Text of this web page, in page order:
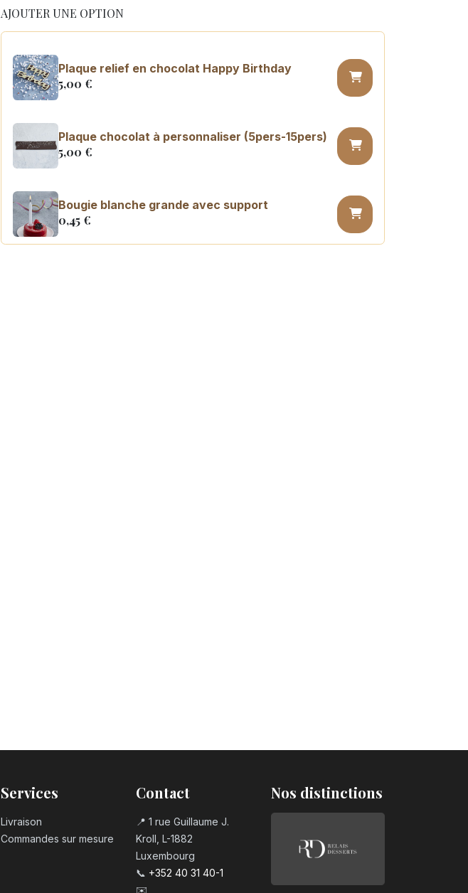
AJOUTER UNE OPTION
Plaque relief en chocolat Happy Birthday
5,00 €
Plaque chocolat à personnaliser (5pers-15pers)
5,00 €
Bougie blanche grande avec support
0,45 €
Bougie chiffre n°8
Chiffre en chocolat n°0
Services
Livraison
Commandes sur mesure
Contact
📍 1 rue Guillaume J.
Kroll, L-1882
Luxembourg
📞 +352 40 31 40-1
✉️
Nos distinctions